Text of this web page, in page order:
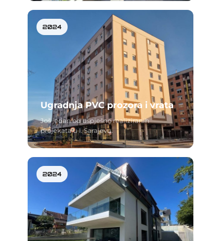
2024
Ugradnja PVC prozora i vrata
Još jedan od uspješno realiziranih
projekata u I. Sarajevu.
2024